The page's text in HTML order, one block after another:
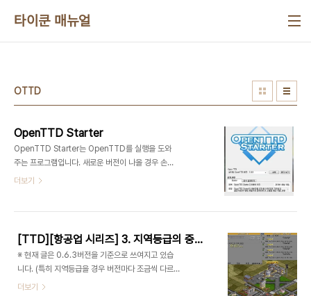
타이쿤 매뉴얼
OTTD
OpenTTD Starter
OpenTTD Starter는 OpenTTD를 실행을 도와
주는 프로그램입니다. 새로운 버전이 나올 경우 손쉽
게 업데이트를 할 수 있습니다. ※ OpenTTD
운 관리를 할 수 있습니다. ☞ GRF Maker를 포함
하여 GRF를 만들 수 있습니다. ※ OpenTTD
Starter 2에서 달라진 기능 ☞ 원하는 버전을 다운
로드를 받을 수 있습니다. ☞ 새로운 그래픽과 음악
을 사용할 수 있습니다. ☞ 프로그램을 업데이트를
더보기
[TTD][항공업 시리즈] 3. 지역등급의 중요성
※ 현재 글은 0.6.3버전을 기준으로 쓰여지고 있습
니다. (특히 지역등급을 경우 버전마다 조금씩 다르
게 됩니다.) ※ 이글은 전반적으로 승객수송위주로 쓰
더보기